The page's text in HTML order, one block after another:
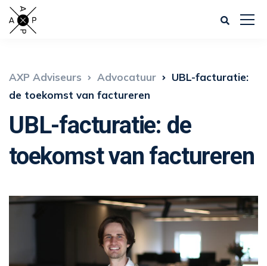
AXP Adviseurs Advocatuur
UBL-facturatie:
de toekomst van factureren
UBL-facturatie: de
toekomst van factureren